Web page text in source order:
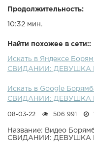
Продолжительность:
10:32 мин.
Найти похожее в сети::
Искать в Яндексе
СВИДАНИИ: ДЕВУШКА
Искать в Google
СВИДАНИИ: ДЕВУШКА
08-03-22 506 991
Название: Видео
СВИДАНИИ: ДЕВУШКА